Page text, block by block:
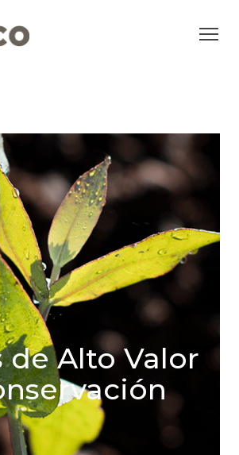
de Alto Valor